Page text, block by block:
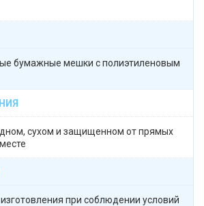
бумажные мешки с полиэтиленовым
сухом и защищенном от прямых
при соблюдении условий